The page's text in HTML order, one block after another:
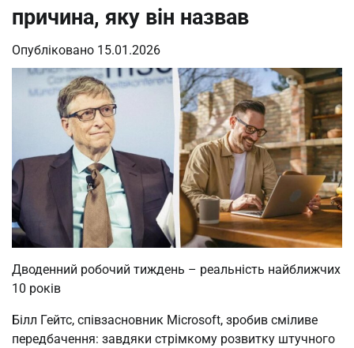
причина, яку він назвав
Опубліковано 15.01.2026
Дводенний робочий тиждень – реальність найближчих
10 років
Білл Гейтс, співзасновник Microsoft, зробив сміливе
передбачення: завдяки стрімкому розвитку штучного